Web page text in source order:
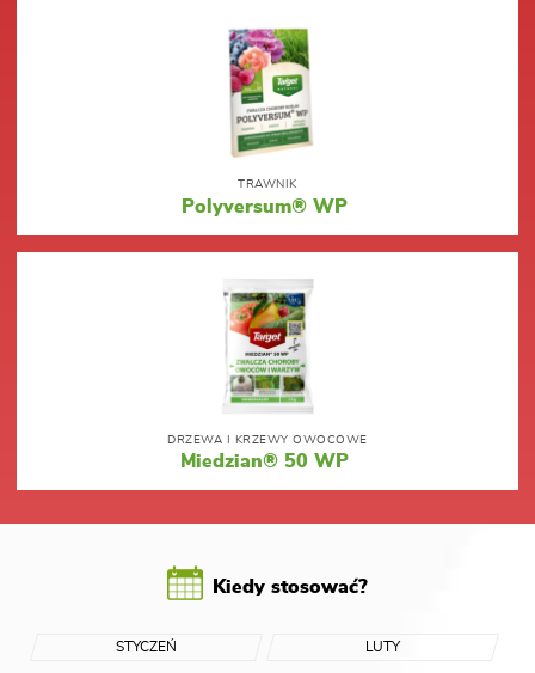
TRAWNIK
Polyversum® WP
DRZEWA I KRZEWY OWOCOWE
Miedzian® 50 WP
Kiedy stosować?
STYCZEŃ LUTY